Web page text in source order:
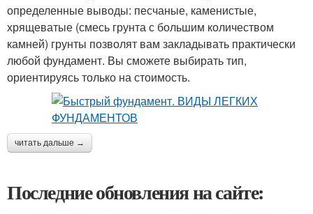
определенные выводы: песчаные, каменистые,
хрящеватые (смесь грунта с большим количеством
камней) грунты позволят вам закладывать практически
любой фундамент. Вы сможете выбирать тип,
ориентируясь только на стоимость.
читать дальше →
Последние обновления на сайте: